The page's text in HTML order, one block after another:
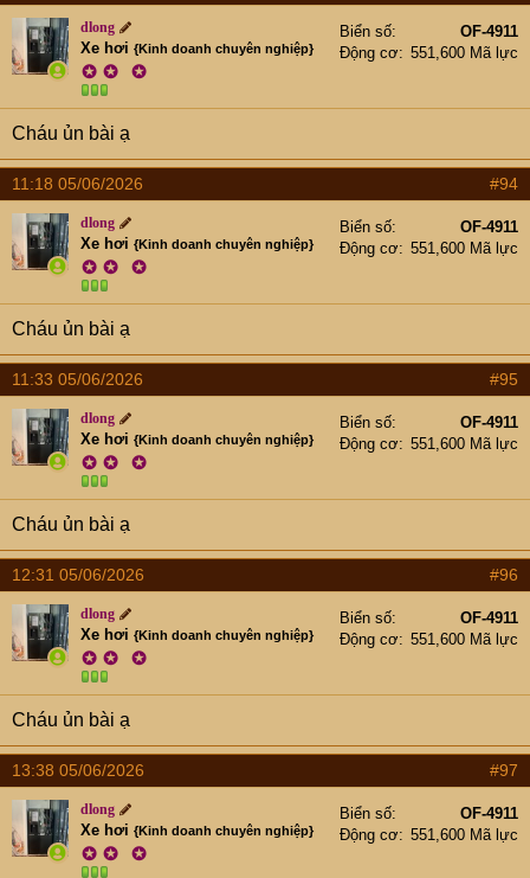
dlong
Xe hơi {Kinh doanh chuyên nghiệp}
✪ ✪ ✪
Biển số
OF-4911
Động cơ
551,600 Mã lực
Cháu ủn bài ạ
11:18 05/06/2026 #94
dlong
Xe hơi {Kinh doanh chuyên nghiệp}
✪ ✪ ✪
Biển số
OF-4911
Động cơ
551,600 Mã lực
Cháu ủn bài ạ
11:33 05/06/2026 #95
dlong
Xe hơi {Kinh doanh chuyên nghiệp}
✪ ✪ ✪
Biển số
OF-4911
Động cơ
551,600 Mã lực
Cháu ủn bài ạ
12:31 05/06/2026 #96
dlong
Xe hơi {Kinh doanh chuyên nghiệp}
✪ ✪ ✪
Biển số
OF-4911
Động cơ
551,600 Mã lực
Cháu ủn bài ạ
13:38 05/06/2026 #97
dlong
Xe hơi {Kinh doanh chuyên nghiệp}
✪ ✪ ✪
Biển số
OF-4911
Động cơ
551,600 Mã lực